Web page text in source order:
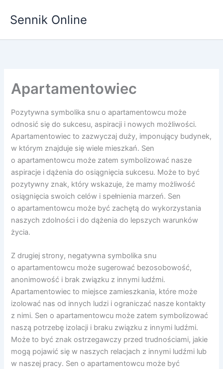
Sennik Online
Apartamentowiec
Pozytywna symbolika snu o apartamentowcu może
odnosić się do sukcesu, aspiracji i nowych możliwości.
Apartamentowiec to zazwyczaj duży, imponujący budynek,
w którym znajduje się wiele mieszkań. Sen
o apartamentowcu może zatem symbolizować nasze
aspiracje i dążenia do osiągnięcia sukcesu. Może to być
pozytywny znak, który wskazuje, że mamy możliwość
osiągnięcia swoich celów i spełnienia marzeń. Sen
o apartamentowcu może być zachętą do wykorzystania
naszych zdolności i do dążenia do lepszych warunków
życia.
Z drugiej strony, negatywna symbolika snu
o apartamentowcu może sugerować bezosobowość,
anonimowość i brak związku z innymi ludźmi.
Apartamentowiec to miejsce zamieszkania, które może
izolować nas od innych ludzi i ograniczać nasze kontakty
z nimi. Sen o apartamentowcu może zatem symbolizować
naszą potrzebę izolacji i braku związku z innymi ludźmi.
Może to być znak ostrzegawczy przed trudnościami, jakie
mogą pojawić się w naszych relacjach z innymi ludźmi lub
w naszej pracy. Sen o apartamentowcu może być